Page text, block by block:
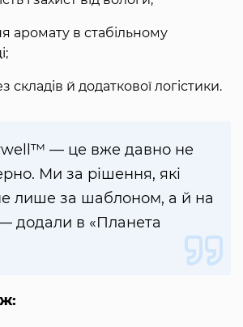
аромату в стабільному
складів й додаткової логістики.
— це вже давно не
Ми за рішення, які
лише за шаблоном, а й на
— додали в «Планета